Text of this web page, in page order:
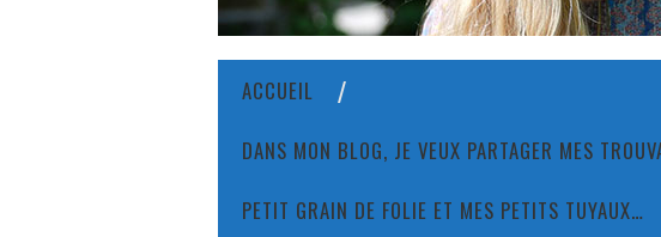
ACCUEIL
DANS MON BLOG, JE VEUX PARTAGER MES
PETIT GRAIN DE FOLIE ET MES PETITS TUYAUX…